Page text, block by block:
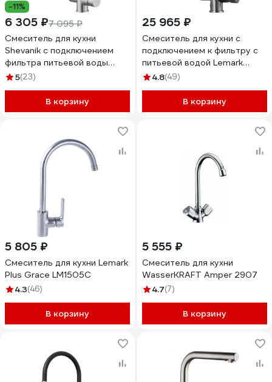
-11%
6 305 ₽7 095 ₽
Смеситель для кухни
Shevanik с подключением
фильтра питьевой воды
S168B
5(23)
В корзину
25 965 ₽
Смеситель для кухни с
подключением к фильтру с
питьевой водой Lemark
Expert LM5061S
4.8(49)
В корзину
5 805 ₽
Смеситель для кухни Lemark
Plus Grace LM1505C
4.3(46)
В корзину
5 555 ₽
Смеситель для кухни
WasserKRAFT Amper 2907
4.7(7)
В корзину